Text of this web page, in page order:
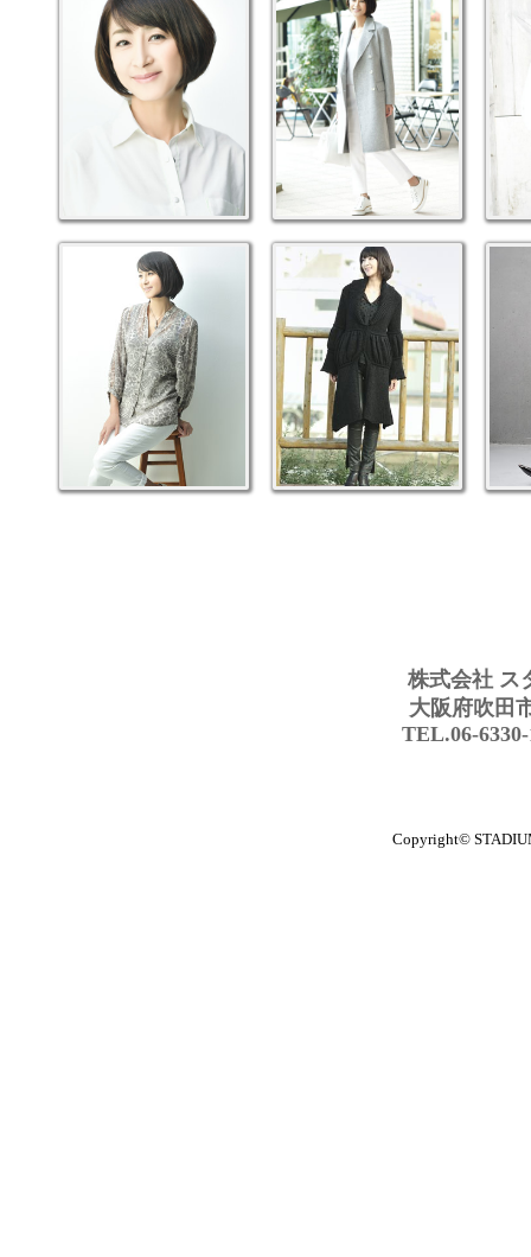
株式会社 ス
大阪府吹田
TEL.06-
Copyright©